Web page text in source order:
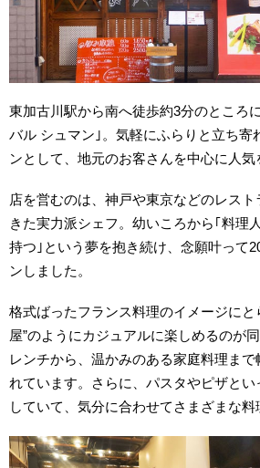
東加古川駅から南へ徒歩約3分のところ
バル シュマン｣。気軽にふらりと立ち寄
ンとして、地元のお客さんを中心に人気
店を営むのは、神戸や東京などのレス
きた実力派シェフ。幼いころから｢料理
持つ｣という夢を抱き続け、念願叶って
ンしました。
格式ばったフランス料理のイメージにと
屋”のようにカジュアルに楽しめるのが
レンチから、温かみのある家庭料理まで
れています。さらに、パスタやピザと
していて、気分に合わせてさまざまな料